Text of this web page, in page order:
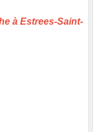
à Estrees-Saint-